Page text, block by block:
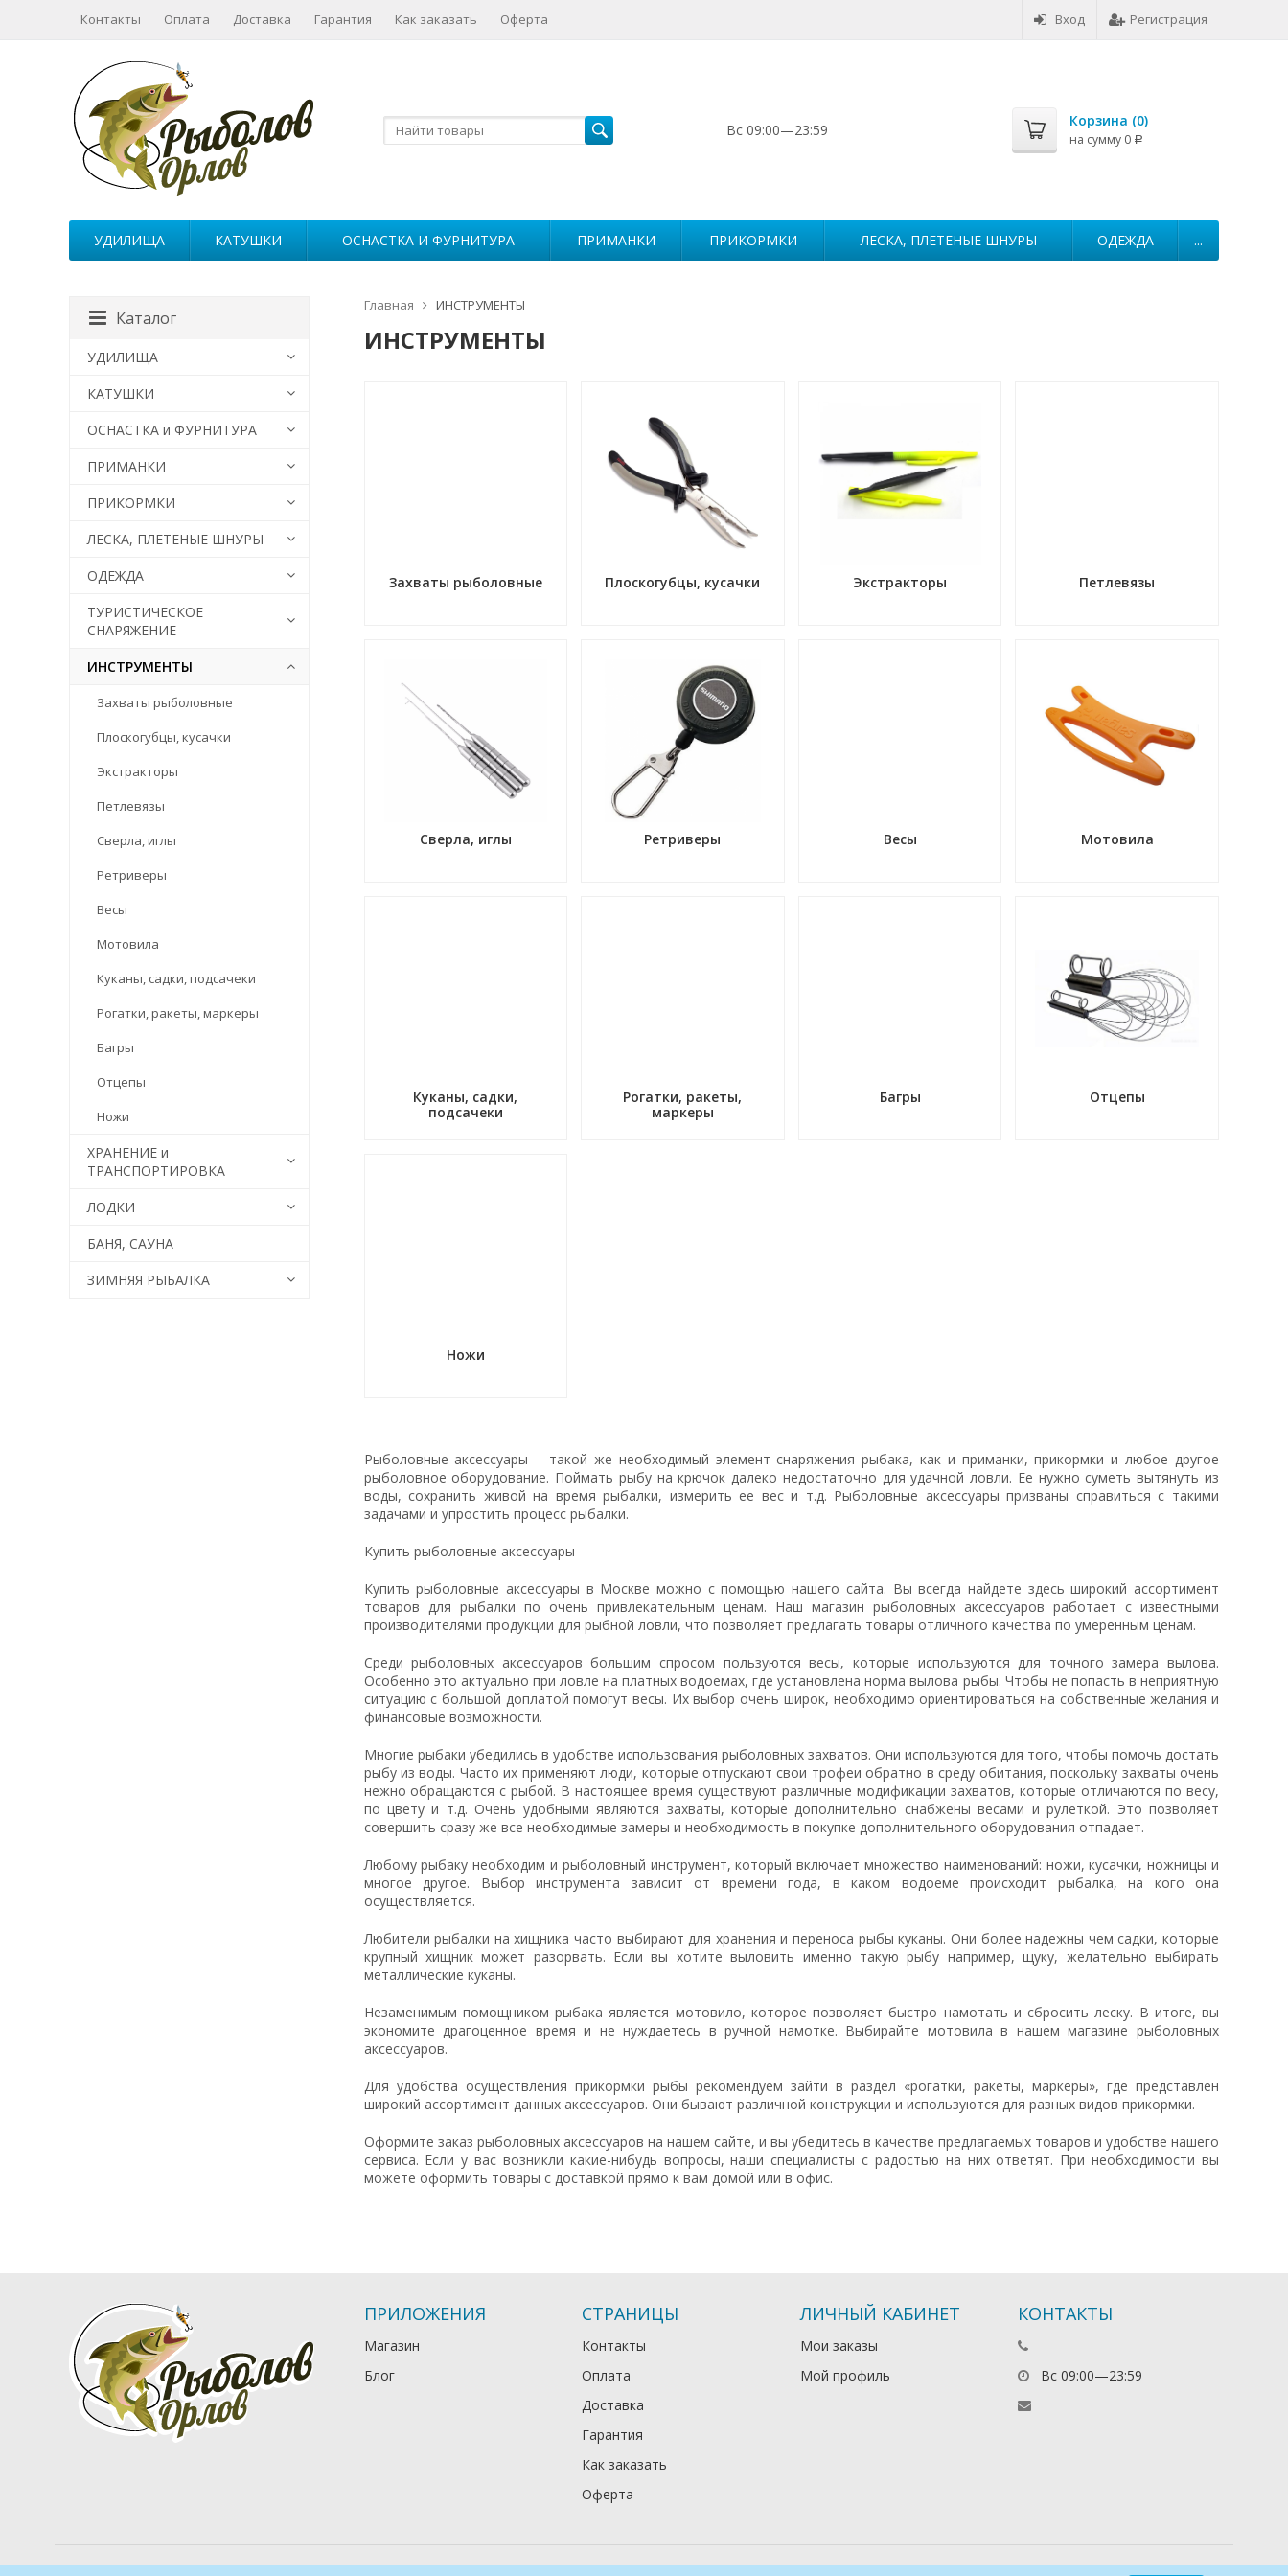
Вход Регистрация
Контакты Оплата Доставка Гарантия Как заказать Оферта
Вс 09:00—23:59
Корзина (0)
на сумму 0 Р
УДИЛИЩА КАТУШКИ ОСНАСТКА И ФУРНИТУРА ПРИМАНКИ ПРИКОРМКИ ЛЕСКА, ПЛЕТЕНЫЕ ШНУРЫ ОДЕЖДА ...
Главная ИНСТРУМЕНТЫ
ИНСТРУМЕНТЫ
Захваты рыболовные Плоскогубцы, кусачки Экстракторы Петлевязы
Сверла, иглы Ретриверы Весы Мотовила
Куканы, садки,
подсачеки
Рогатки, ракеты,
маркеры
Багры Отцепы
Ножи
Рыболовные аксессуары – такой же необходимый элемент снаряжения рыбака, как и приманки, прикормки и любое другое
рыболовное оборудование. Поймать рыбу на крючок далеко недостаточно для удачной ловли. Ее нужно суметь вытянуть из
воды, сохранить живой на время рыбалки, измерить ее вес и т.д. Рыболовные аксессуары призваны справиться с такими
задачами и упростить процесс рыбалки.
Купить рыболовные аксессуары
Купить рыболовные аксессуары в Москве можно с помощью нашего сайта. Вы всегда найдете здесь широкий ассортимент
товаров для рыбалки по очень привлекательным ценам. Наш магазин рыболовных аксессуаров работает с известными
производителями продукции для рыбной ловли, что позволяет предлагать товары отличного качества по умеренным ценам.
Среди рыболовных аксессуаров большим спросом пользуются весы, которые используются для точного замера вылова.
Особенно это актуально при ловле на платных водоемах, где установлена норма вылова рыбы. Чтобы не попасть в неприятную
ситуацию с большой доплатой помогут весы. Их выбор очень широк, необходимо ориентироваться на собственные желания и
финансовые возможности.
Многие рыбаки убедились в удобстве использования рыболовных захватов. Они используются для того, чтобы помочь достать
рыбу из воды. Часто их применяют люди, которые отпускают свои трофеи обратно в среду обитания, поскольку захваты очень
нежно обращаются с рыбой. В настоящее время существуют различные модификации захватов, которые отличаются по весу,
по цвету и т.д. Очень удобными являются захваты, которые дополнительно снабжены весами и рулеткой. Это позволяет
совершить сразу же все необходимые замеры и необходимость в покупке дополнительного оборудования отпадает.
Любому рыбаку необходим и рыболовный инструмент, который включает множество наименований: ножи, кусачки, ножницы и
многое другое. Выбор инструмента зависит от времени года, в каком водоеме происходит рыбалка, на кого она
осуществляется.
Любители рыбалки на хищника часто выбирают для хранения и переноса рыбы куканы. Они более надежны чем садки, которые
крупный хищник может разорвать. Если вы хотите выловить именно такую рыбу например, щуку, желательно выбирать
металлические куканы.
Незаменимым помощником рыбака является мотовило, которое позволяет быстро намотать и сбросить леску. В итоге, вы
экономите драгоценное время и не нуждаетесь в ручной намотке. Выбирайте мотовила в нашем магазине рыболовных
аксессуаров.
Для удобства осуществления прикормки рыбы рекомендуем зайти в раздел «рогатки, ракеты, маркеры», где представлен
широкий ассортимент данных аксессуаров. Они бывают различной конструкции и используются для разных видов прикормки.
Оформите заказ рыболовных аксессуаров на нашем сайте, и вы убедитесь в качестве предлагаемых товаров и удобстве нашего
сервиса. Если у вас возникли какие-нибудь вопросы, наши специалисты с радостью на них ответят. При необходимости вы
можете оформить товары с доставкой прямо к вам домой или в офис.
Каталог
УДИЛИЩА
КАТУШКИ
ОСНАСТКА и ФУРНИТУРА
ПРИМАНКИ
ПРИКОРМКИ
ЛЕСКА, ПЛЕТЕНЫЕ ШНУРЫ
ОДЕЖДА
ТУРИСТИЧЕСКОЕ
СНАРЯЖЕНИЕ
ИНСТРУМЕНТЫ
Захваты рыболовные
Плоскогубцы, кусачки
Экстракторы
Петлевязы
Сверла, иглы
Ретриверы
Весы
Мотовила
Куканы, садки, подсачеки
Рогатки, ракеты, маркеры
Багры
Отцепы
Ножи
ХРАНЕНИЕ и
ТРАНСПОРТИРОВКА
ЛОДКИ
БАНЯ, САУНА
ЗИМНЯЯ РЫБАЛКА
ПРИЛОЖЕНИЯ
Магазин
Блог
СТРАНИЦЫ
Контакты
Оплата
Доставка
Гарантия
Как заказать
Оферта
ЛИЧНЫЙ КАБИНЕТ
Мои заказы
Мой профиль
КОНТАКТЫ
Вс 09:00—23:59